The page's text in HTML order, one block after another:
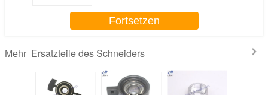
Fortsetzen
Mehr Ersatzteile des Schneiders